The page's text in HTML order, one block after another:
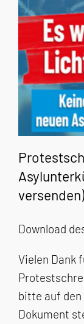
versenden)
Download
Vielen Dank
bitte auf den
Dokument